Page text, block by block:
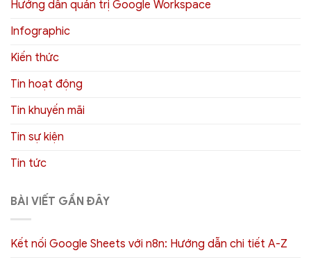
Hướng dẫn quản trị Google Workspace
Infographic
Kiến thức
Tin hoạt động
Tin khuyến mãi
Tin sự kiện
Tin tức
BÀI VIẾT GẦN ĐÂY
Kết nối Google Sheets với n8n: Hướng dẫn chi tiết A-Z